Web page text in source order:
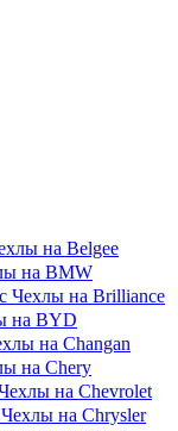
на Belgee
на BMW
Чехлы на Brilliance
на BYD
на Changan
на Chery
на Chevrolet
Чехлы на Chrysler